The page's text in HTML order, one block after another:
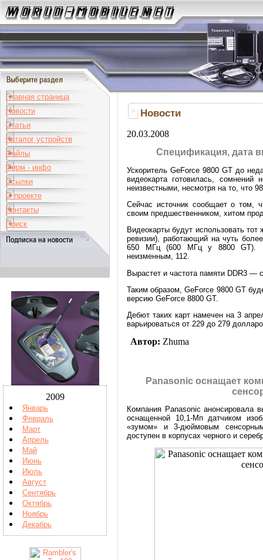
Главная страница
Новости
Статьи
Каталог устройств
Файлы
Фирм - инфо
Ссылки
О проекте
Контакты
Поиск
2009
Январь
Февраль
Март
Апрель
Май
Июнь
Июль
Август
Сентябрь
Октябрь
Ноябрь
Декабрь
Новости
20.03.2008
Спецификация, дата
Ускоритель GeForce 9800 GT до
видеокарта готовилась, сомнений
неизвестными, несмотря на то, что
Сейчас источник сообщает о том,
своим предшественником, хитом
Видеокарты будут использовать
ревизии), работающий на чуть
650 МГц (600 МГц у 8800 GT).
неизменным, 112.
Вырастет и частота памяти DDR3 —
Таким образом, GeForce 9800 GT
версию GeForce 8800 GT.
Дебют таких карт намечен на 3
варьироваться от 229 до 279
Автор: Zhuma
Panasonic оснащает
Компания Panasonic анонсировала
оснащенной 10,1-Мп датчиком
«зумом» и 3-дюймовым
доступен в корпусах черного и